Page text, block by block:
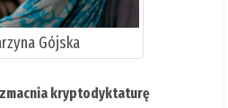
Gójska
kryptodyktaturę